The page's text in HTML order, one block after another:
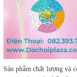
Sản phẩm chất lượng và